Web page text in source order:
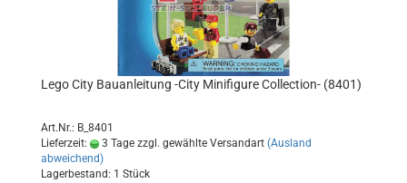
Lego City Bauanleitung -City Minifigure Collection- (8401)
Art.Nr.: B_8401
Lieferzeit:
3 Tage zzgl. gewählte Versandart (Ausland
abweichend)
Lagerbestand: 1 Stück